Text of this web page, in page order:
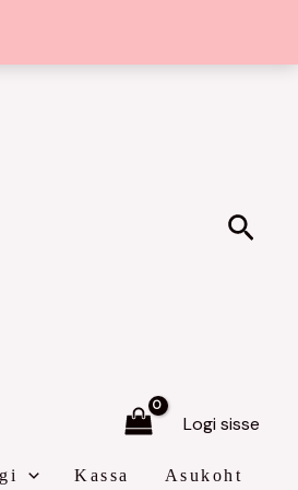
Logi sisse
Kassa Asukoht